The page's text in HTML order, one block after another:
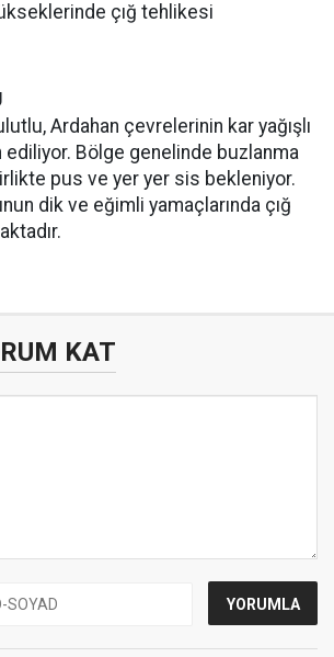
çığ tehlikesi
Ardahan çevrelerinin kar yağışlı
Bölge genelinde buzlanma
pus ve yer yer sis bekleniyor.
dik ve eğimli yamaçlarında çığ
KAT